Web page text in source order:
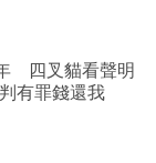
四叉貓看聲明
有罪錢還我